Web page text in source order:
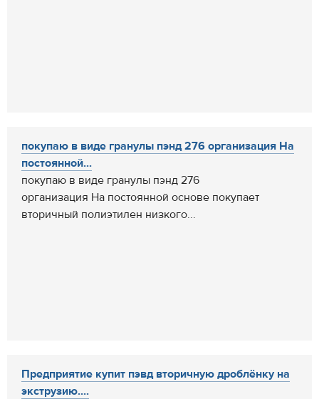
покупаю в виде гранулы пэнд 276 организация На
постоянной...
покупаю в виде гранулы пэнд 276
организация На постоянной основе покупает
вторичный полиэтилен низкого...
Предприятие купит пэвд вторичную дроблёнку на
экструзию....